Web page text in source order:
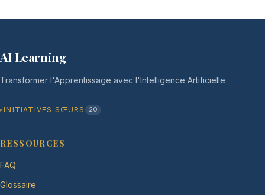
AI Learning
Transformer l'Apprentissage avec l'Intelligence Artificielle
INITIATIVES SŒURS 20
RESSOURCES
FAQ
Glossaire